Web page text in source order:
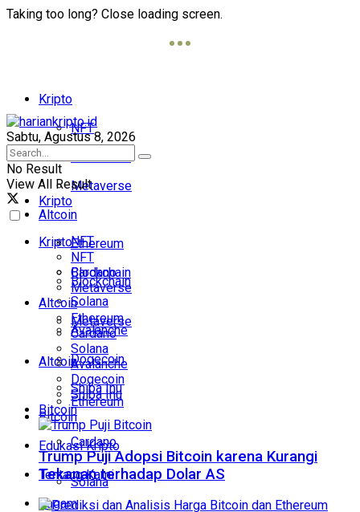
Taking too long? Close loading screen.
Kripto
NFT
Blockchain
Metaverse
Altcoin
Ethereum
Cardano
Solana
Avalanche
Dogecoin
Shiba Inu
Bitcoin
Edukasi Kripto
Tentang Kami
Ragam
Sabtu, Agustus 8, 2026
No Result
View All Result
Kripto
NFT
Blockchain
Metaverse
Altcoin
Ethereum
Cardano
Solana
Kripto
NFT
Blockchain
Metaverse
Altcoin
Ethereum
Cardano
Solana
Avalanche
Dogecoin
Shiba Inu
Bitcoin
Trump Puji Adopsi Bitcoin karena Kurangi
Tekanan terhadap Dolar AS